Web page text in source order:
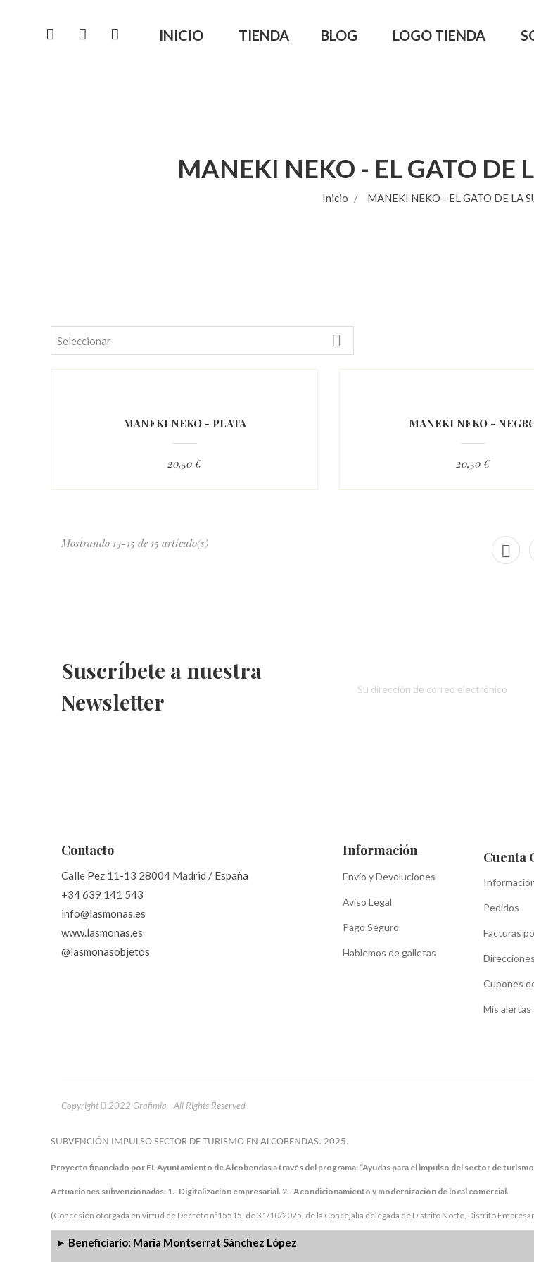
INICIO TIENDA BLOG LOGO TIENDA
MANEKI NEKO - EL GATO DE
Inicio MANEKI NEKO - EL GATO DE LA
Seleccionar 
MANEKI NEKO - PLATA
20,50 €
MANEKI NEKO -
20,50 €
Mostrando 13-15 de 15 artículo(s) 
Suscríbete a nuestra
Newsletter
Contacto
Calle Pez 11-13 28004 Madrid / España
+34 639 141 543
info@lasmonas.es
www.lasmonas.es
@lasmonasobjetos
Información
Envío y Devoluciones
Aviso Legal
Pago Seguro
Hablemos de galletas
Cuenta
Pedidos
Facturas
Direcciones
Cupones
Mis alertas
Copyright 2022 Grafimia - All Rights Reserved
SUBVENCIÓN IMPULSO SECTOR DE TURISMO EN ALCOBENDAS. 2025.
Proyecto financiado por EL Ayuntamiento de Alcobendas a través del programa: “Ayudas para el impulso del sector de
Actuaciones subvencionadas: 1.- Digitalización empresarial. 2.- Acondicionamiento y modernización de local comercial.
(Concesión otorgada en virtud de Decreto nº15515, de 31/10/2025, de la Concejalía delegada de Distrito Norte, Distrito
► Beneficiario: Maria Montserrat Sánchez López